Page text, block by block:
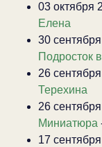
03 октября
Елена
30
Подросток
26
Терехина
26
Миниатюра
17